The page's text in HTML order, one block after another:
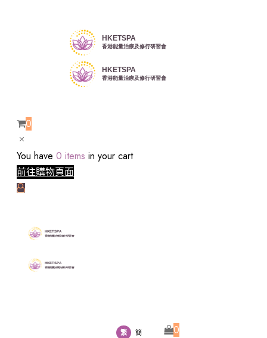
0
You have 0 items in your cart
前往購物頁面
繁 簡 0